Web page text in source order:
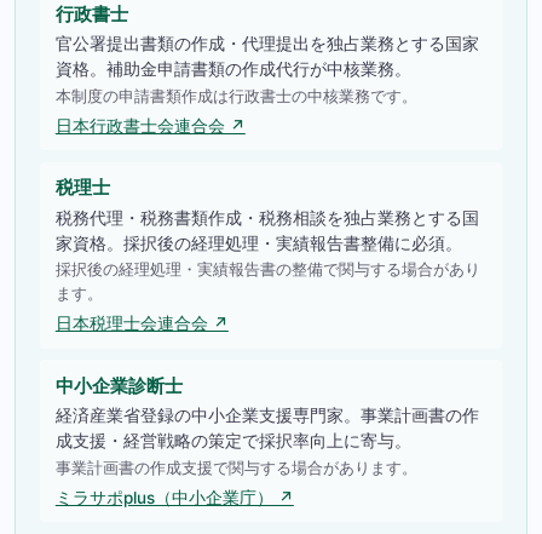
行政書士
官公署提出書類の作成・代理提出を独占業務とする国家
資格。補助金申請書類の作成代行が中核業務。
本制度の申請書類作成は行政書士の中核業務です。
日本行政書士会連合会 ↗
税理士
税務代理・税務書類作成・税務相談を独占業務とする国
家資格。採択後の経理処理・実績報告書整備に必須。
採択後の経理処理・実績報告書の整備で関与する場合があり
ます。
日本税理士会連合会 ↗
中小企業診断士
経済産業省登録の中小企業支援専門家。事業計画書の作
成支援・経営戦略の策定で採択率向上に寄与。
事業計画書の作成支援で関与する場合があります。
ミラサポplus（中小企業庁） ↗